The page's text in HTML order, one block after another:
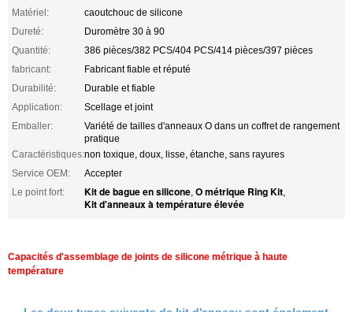
Matériel:
caoutchouc de silicone
Dureté:
Duromètre 30 à 90
Quantité:
386 pièces/382 PCS/404 PCS/414 pièces/397 pièces
fabricant:
Fabricant fiable et réputé
Durabilité:
Durable et fiable
Application:
Scellage et joint
Emballer:
Variété de tailles d'anneaux O dans un coffret de rangement
pratique
Caractéristiques:non toxique, doux, lisse, étanche, sans rayures
Service OEM:
Accepter
Le point fort:
Kit de bague en silicone, O métrique Ring Kit,
Kit d'anneaux à température élevée
Capacités d'assemblage de joints de silicone métrique à haute
température